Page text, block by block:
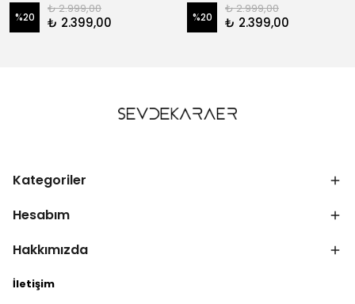
%20
₺ 2.999,00
₺ 2.399,00 %20
₺ 2.999,00
₺ 2.399,00
Kategoriler
Hesabım
Hakkımızda
İletişim